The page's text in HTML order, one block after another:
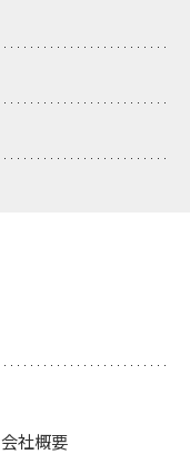
会社概要